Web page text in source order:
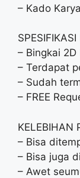
– Kado
– Bingkai
– Terdapat
– Sudah
– FREE
KELEBIHAN
– Bisa
– Bisa juga
– Awet